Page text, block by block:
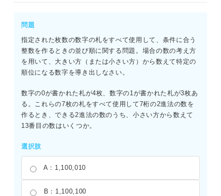
問題
指定された枚数の数字の札をすべて使用して、条件に合う
整数を作るときの並び順に関する問題。場合の数の考え方
を用いて、大きい方（または小さい方）から数えて特定の
順位になる数字を導き出しなさい。
数字の0が書かれた札が4枚、数字の1が書かれた札が3枚あ
る。これらの7枚の札をすべて使用して7桁の2進法の数を
作るとき、できる2進法の数のうち、小さい方から数えて
13番目の数はいくつか。
選択肢
A：1,100,010
B：1,100,100